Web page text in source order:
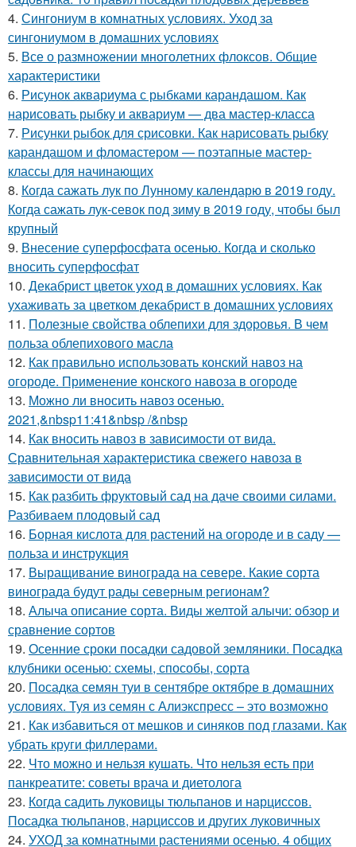
4. Сингониум в комнатных условиях. Уход за
сингониумом в домашних условиях
5. Все о размножении многолетних флоксов. Общие
характеристики
6. Рисунок аквариума с рыбками карандашом. Как
нарисовать рыбку и аквариум — два мастер-класса
7. Рисунки рыбок для срисовки. Как нарисовать рыбку
карандашом и фломастером — поэтапные мастер-
классы для начинающих
8. Когда сажать лук по Лунному календарю в 2019 году.
Когда сажать лук-севок под зиму в 2019 году, чтобы был
крупный
9. Внесение суперфосфата осенью. Когда и сколько
вносить суперфосфат
10. Декабрист цветок уход в домашних условиях. Как
ухаживать за цветком декабрист в домашних условиях
11. Полезные свойства облепихи для здоровья. В чем
польза облепихового масла
12. Как правильно использовать конский навоз на
огороде. Применение конского навоза в огороде
13. Можно ли вносить навоз осенью.
2021,&nbsp11:41&nbsp /&nbsp
14. Как вносить навоз в зависимости от вида.
Сравнительная характеристика свежего навоза в
зависимости от вида
15. Как разбить фруктовый сад на даче своими силами.
Разбиваем плодовый сад
16. Борная кислота для растений на огороде и в саду —
польза и инструкция
17. Выращивание винограда на севере. Какие сорта
винограда будут рады северным регионам?
18. Алыча описание сорта. Виды желтой алычи: обзор и
сравнение сортов
19. Осенние сроки посадки садовой земляники. Посадка
клубники осенью: схемы, способы, сорта
20. Посадка семян туи в сентябре октябре в домашних
условиях. Туя из семян с Алиэкспресс – это возможно
21. Как избавиться от мешков и синяков под глазами. Как
убрать круги филлерами.
22. Что можно и нельзя кушать. Что нельзя есть при
панкреатите: советы врача и диетолога
23. Когда садить луковицы тюльпанов и нарциссов.
Посадка тюльпанов, нарциссов и других луковичных
24. УХОД за комнатными растениями осенью. 4 общих